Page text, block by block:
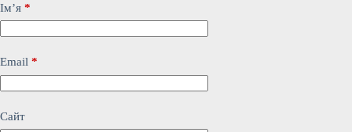
Ім’я *
Email *
Сайт